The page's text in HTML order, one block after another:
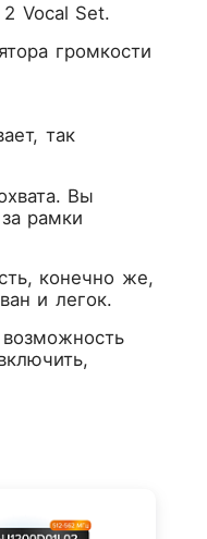
Vocal Set.
громкости
так
Вы
рамки
конечно же,
и легок.